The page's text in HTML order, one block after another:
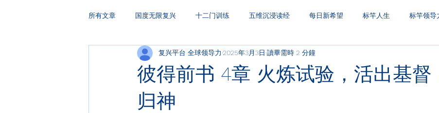
所有文章 国度无限复兴 十二门训练 五维沉浸读经 每日新希望 标竿人生 标竿领导
HAKA复兴祷告 领袖训练 圣经财务观 一生之久
彼得前书 4章 火炼试验，活出基督
归神
复兴平台 全球领导力 2025年3月3日 讀畢需時 2 分鐘